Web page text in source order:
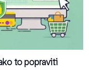
to popraviti